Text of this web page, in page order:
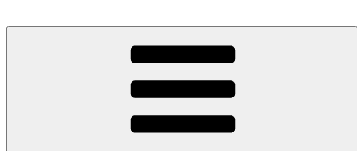
COUNTRYHOME
Wo die (Country-) Musik Zuhause ist